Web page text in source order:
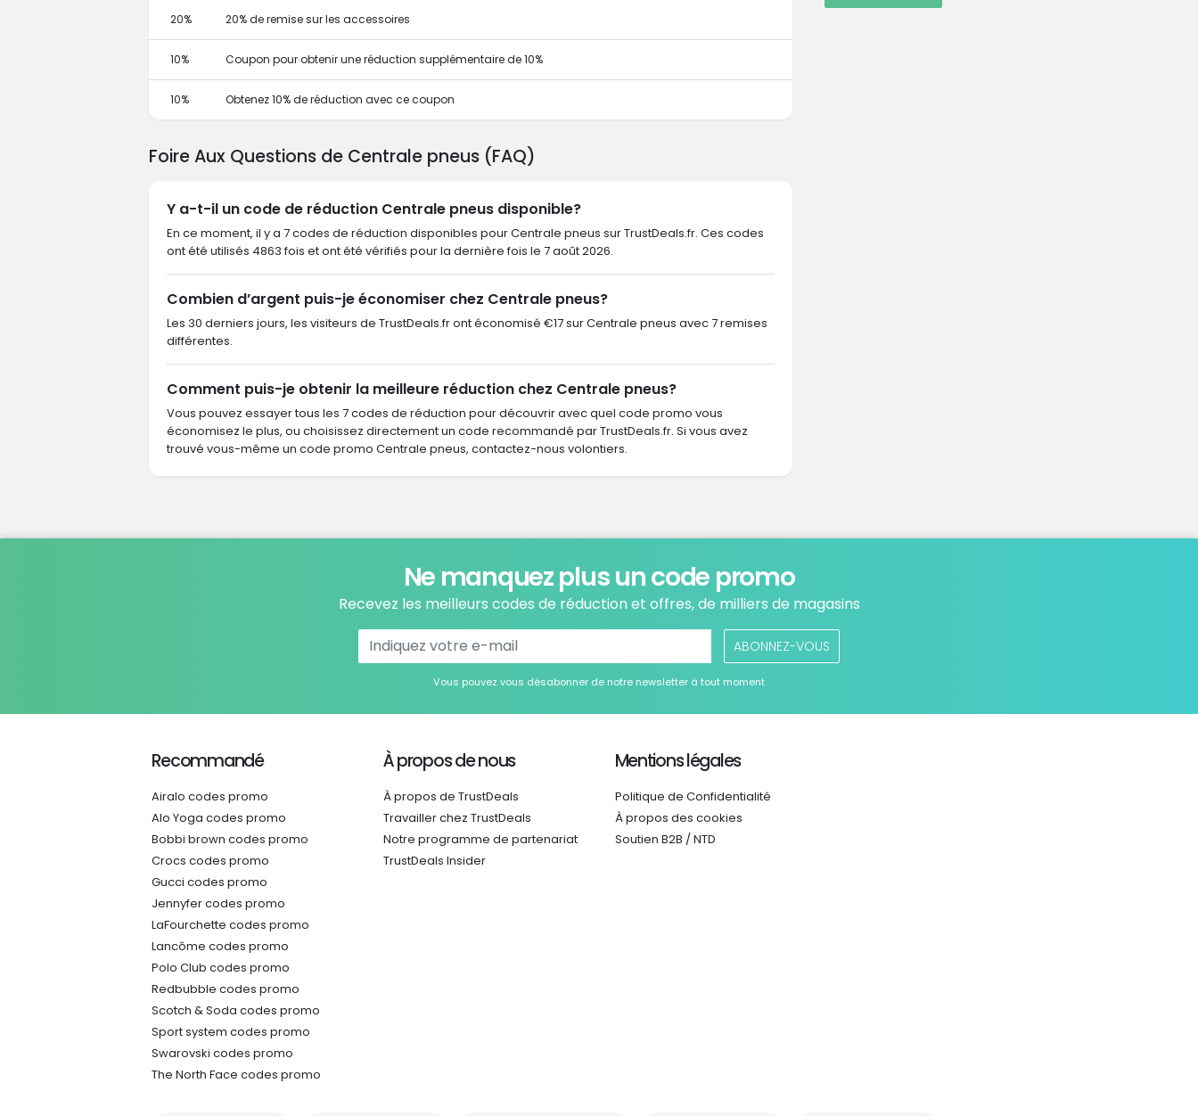
20% 20% de remise sur les accessoires
10% Coupon pour obtenir une réduction supplémentaire de 10%
10% Obtenez 10% de réduction avec ce coupon
Foire Aux Questions de Centrale pneus (FAQ)
Y a-t-il un code de réduction Centrale pneus disponible?
En ce moment, il y a 7 codes de réduction disponibles pour Centrale pneus sur TrustDeals.fr. Ces codes
ont été utilisés 4863 fois et ont été vérifiés pour la dernière fois le 7 août 2026.
Combien d’argent puis-je économiser chez Centrale pneus?
Les 30 derniers jours, les visiteurs de TrustDeals.fr ont économisé €17 sur Centrale pneus avec 7 remises
différentes.
Comment puis-je obtenir la meilleure réduction chez Centrale pneus?
Vous pouvez essayer tous les 7 codes de réduction pour découvrir avec quel code promo vous
économisez le plus, ou choisissez directement un code recommandé par TrustDeals.fr. Si vous avez
trouvé vous-même un code promo Centrale pneus, contactez-nous volontiers.
Ne manquez plus un code promo
Recevez les meilleurs codes de réduction et offres, de milliers de magasins
ABONNEZ-VOUS
Vous pouvez vous désabonner de notre newsletter à tout moment
Recommandé
Airalo codes promo
Alo Yoga codes promo
Bobbi brown codes promo
Crocs codes promo
Gucci codes promo
Jennyfer codes promo
LaFourchette codes promo
Lancôme codes promo
Polo Club codes promo
Redbubble codes promo
Scotch & Soda codes promo
Sport system codes promo
Swarovski codes promo
The North Face codes promo
À propos de nous
À propos de TrustDeals
Travailler chez TrustDeals
Notre programme de partenariat
TrustDeals Insider
Mentions légales
Politique de Confidentialité
À propos des cookies
Soutien B2B / NTD